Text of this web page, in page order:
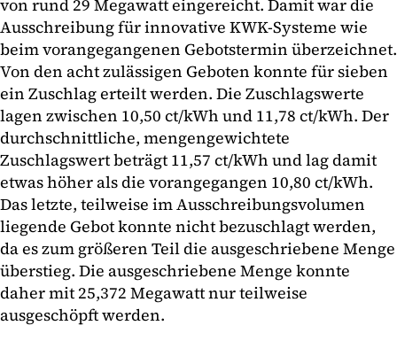
von rund 29 Megawatt eingereicht. Damit war die
Ausschreibung für innovative KWK-Systeme wie
beim vorangegangenen Gebotstermin überzeichnet.
Von den acht zulässigen Geboten konnte für sieben
ein Zuschlag erteilt werden. Die Zuschlagswerte
lagen zwischen 10,50 ct/kWh und 11,78 ct/kWh. Der
durchschnittliche, mengengewichtete
Zuschlagswert beträgt 11,57 ct/kWh und lag damit
etwas höher als die vorangegangen 10,80 ct/kWh.
Das letzte, teilweise im Ausschreibungsvolumen
liegende Gebot konnte nicht bezuschlagt werden,
da es zum größeren Teil die ausgeschriebene Menge
überstieg. Die ausgeschriebene Menge konnte
daher mit 25,372 Megawatt nur teilweise
ausgeschöpft werden.